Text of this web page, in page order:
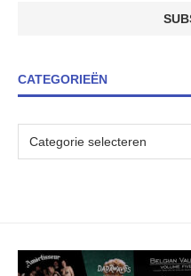
CATEGORIEËN